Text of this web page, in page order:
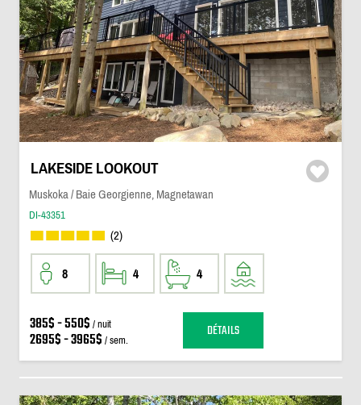
LAKESIDE LOOKOUT
Muskoka / Baie Georgienne, Magnetawan
DI-43351
(2)
8 4 4
385$ - 550$ / nuit
2695$ - 3965$ / sem. DÉTAILS